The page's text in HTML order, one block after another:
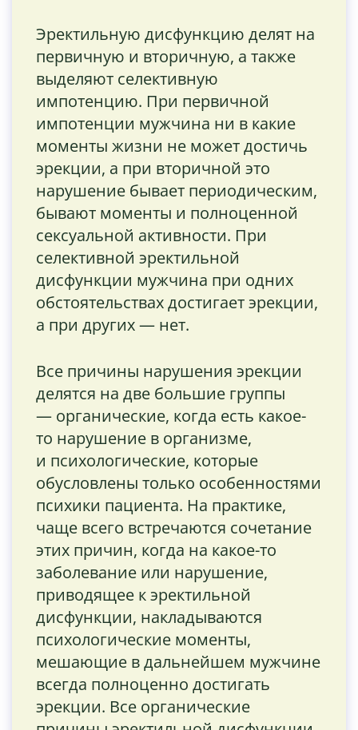
Эректильную дисфункцию делят на
первичную и вторичную, а также
выделяют селективную
импотенцию. При первичной
импотенции мужчина ни в какие
моменты жизни не может достичь
эрекции, а при вторичной это
нарушение бывает периодическим,
бывают моменты и полноценной
сексуальной активности. При
селективной эректильной
дисфункции мужчина при одних
обстоятельствах достигает эрекции,
а при других — нет.
Все причины нарушения эрекции
делятся на две большие группы
— органические, когда есть какое-
то нарушение в организме,
и психологические, которые
обусловлены только особенностями
психики пациента. На практике,
чаще всего встречаются сочетание
этих причин, когда на какое-то
заболевание или нарушение,
приводящее к эректильной
дисфункции, накладываются
психологические моменты,
мешающие в дальнейшем мужчине
всегда полноценно достигать
эрекции. Все органические